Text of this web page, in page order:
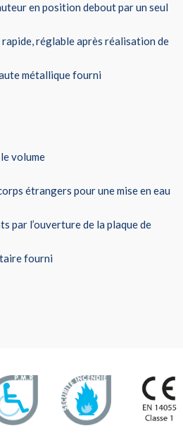
en position debout par un seul
réglable après réalisation de
métallique fourni
volume
étrangers pour une mise en eau
par l’ouverture de la plaque de
fourni